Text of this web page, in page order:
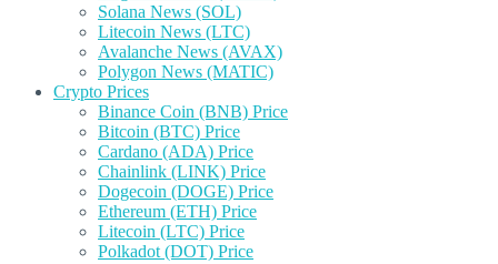
Solana News (SOL)
Litecoin News (LTC)
Avalanche News (AVAX)
Polygon News (MATIC)
Crypto Prices
Binance Coin (BNB) Price
Bitcoin (BTC) Price
Cardano (ADA) Price
Chainlink (LINK) Price
Dogecoin (DOGE) Price
Ethereum (ETH) Price
Litecoin (LTC) Price
Polkadot (DOT) Price